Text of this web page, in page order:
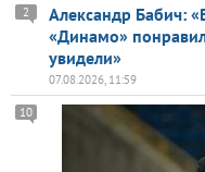
Александр Бабич:
«Динамо»
увидели»
2
07.08.2026, 11:59
10